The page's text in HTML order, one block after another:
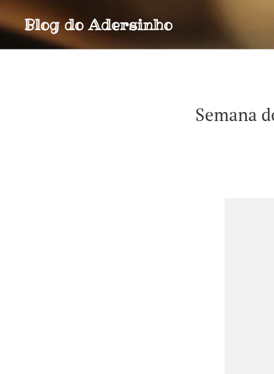
Blog doAdersinho
Semana